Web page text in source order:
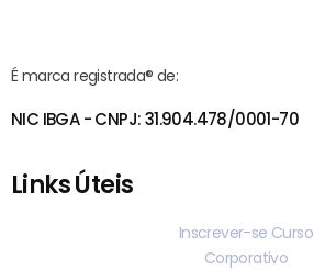
É marca registrada® de:
NIC IBGA - CNPJ: 31.904.478/0001-70
Links Úteis
Inscrever-se Curso
Corporativo